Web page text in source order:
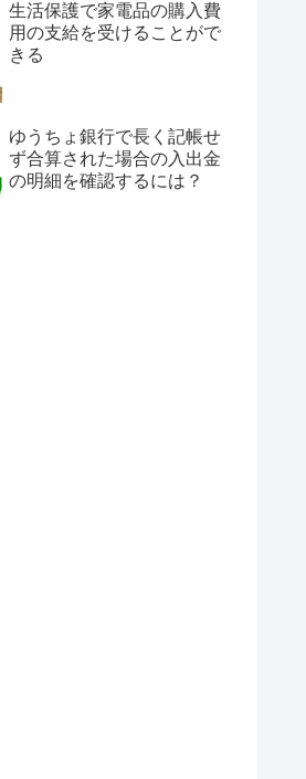
生活保護で家電品の購入費
用の支給を受けることがで
きる
ゆうちょ銀行で長く記帳せ
ず合算された場合の入出金
の明細を確認するには？